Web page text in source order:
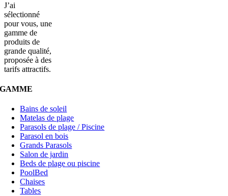
J’ai
sélectionné
pour vous, une
gamme de
produits de
grande qualité,
proposée à des
tarifs attractifs.
GAMME
Bains de soleil
Matelas de plage
Parasols de plage / Piscine
Parasol en bois
Grands Parasols
Salon de jardin
Beds de plage ou piscine
PoolBed
Chaises
Tables